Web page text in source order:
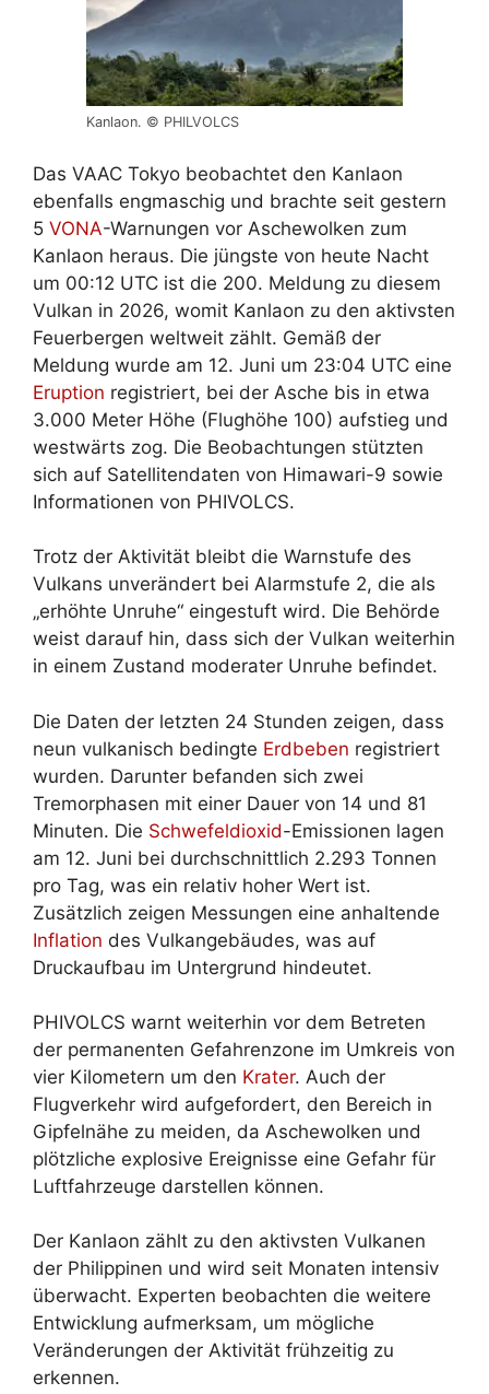
Kanlaon. © PHILVOLCS
Das VAAC Tokyo beobachtet den Kanlaon
ebenfalls engmaschig und brachte seit gestern
5 VONA-Warnungen vor Aschewolken zum
Kanlaon heraus. Die jüngste von heute Nacht
um 00:12 UTC ist die 200. Meldung zu diesem
Vulkan in 2026, womit Kanlaon zu den aktivsten
Feuerbergen weltweit zählt. Gemäß der
Meldung wurde am 12. Juni um 23:04 UTC eine
Eruption registriert, bei der Asche bis in etwa
3.000 Meter Höhe (Flughöhe 100) aufstieg und
westwärts zog. Die Beobachtungen stützten
sich auf Satellitendaten von Himawari-9 sowie
Informationen von PHIVOLCS.
Trotz der Aktivität bleibt die Warnstufe des
Vulkans unverändert bei Alarmstufe 2, die als
„erhöhte Unruhe“ eingestuft wird. Die Behörde
weist darauf hin, dass sich der Vulkan weiterhin
in einem Zustand moderater Unruhe befindet.
Die Daten der letzten 24 Stunden zeigen, dass
neun vulkanisch bedingte Erdbeben registriert
wurden. Darunter befanden sich zwei
Tremorphasen mit einer Dauer von 14 und 81
Minuten. Die Schwefeldioxid-Emissionen lagen
am 12. Juni bei durchschnittlich 2.293 Tonnen
pro Tag, was ein relativ hoher Wert ist.
Zusätzlich zeigen Messungen eine anhaltende
Inflation des Vulkangebäudes, was auf
Druckaufbau im Untergrund hindeutet.
PHIVOLCS warnt weiterhin vor dem Betreten
der permanenten Gefahrenzone im Umkreis von
vier Kilometern um den Krater. Auch der
Flugverkehr wird aufgefordert, den Bereich in
Gipfelnähe zu meiden, da Aschewolken und
plötzliche explosive Ereignisse eine Gefahr für
Luftfahrzeuge darstellen können.
Der Kanlaon zählt zu den aktivsten Vulkanen
der Philippinen und wird seit Monaten intensiv
überwacht. Experten beobachten die weitere
Entwicklung aufmerksam, um mögliche
Veränderungen der Aktivität frühzeitig zu
erkennen.